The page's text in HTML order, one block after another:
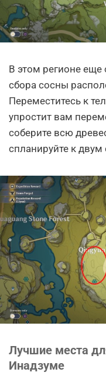
В этом регионе еще
сбора сосны
Переместитесь к
упростит вам
соберите всю
спланируйте к
Лучшие места
Инадзуме